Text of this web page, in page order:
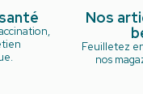
Nos
Feuilletez
nos